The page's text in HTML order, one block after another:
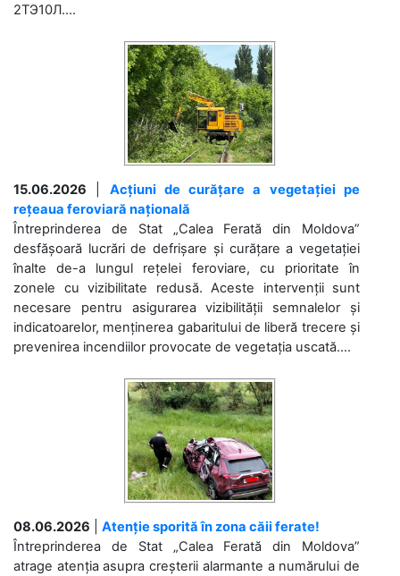
2ТЭ10Л....
15.06.2026
Acțiuni de curățare a vegetației pe
rețeaua feroviară națională
Întreprinderea de Stat „Calea Ferată din Moldova”
desfășoară lucrări de defrișare și curățare a vegetației
înalte de-a lungul rețelei feroviare, cu prioritate în
zonele cu vizibilitate redusă. Aceste intervenții sunt
necesare pentru asigurarea vizibilității semnalelor și
indicatoarelor, menținerea gabaritului de liberă trecere și
prevenirea incendiilor provocate de vegetația uscată....
08.06.2026
Atenție sporită în zona căii ferate!
Întreprinderea de Stat „Calea Ferată din Moldova”
atrage atenția asupra creșterii alarmante a numărului de